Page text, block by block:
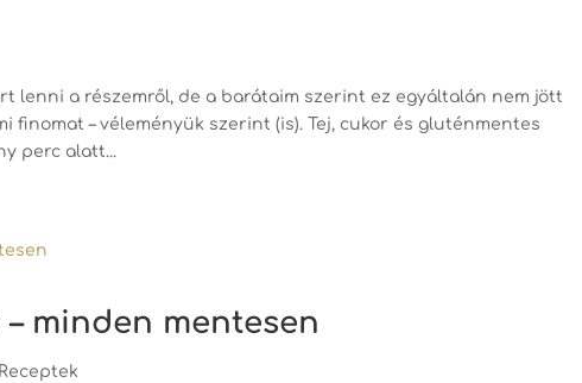
lenni a részemről, de a barátaim szerint ez egyáltalán nem jött
finomat – véleményük szerint (is). Tej, cukor és gluténmentes
perc alatt...
minden mentesen
Receptek